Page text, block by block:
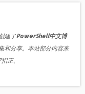
建了PowerShell中文博
分享。本站部分内容来
正。